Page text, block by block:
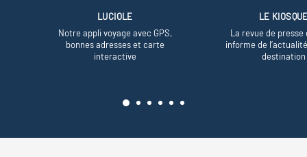
LUCIOLE
Notre appli voyage avec GPS,
bonnes adresses et carte
interactive
LE
La revue de presse
informe de
destination